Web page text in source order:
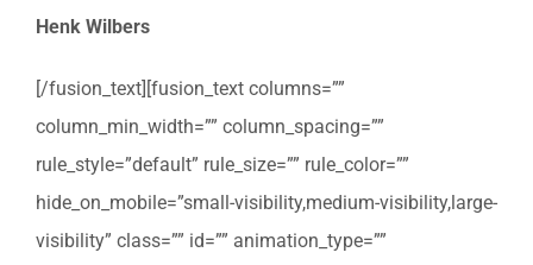
Henk Wilbers
[/fusion_text][fusion_text columns=””
column_min_width=”” column_spacing=””
rule_style=”default” rule_size=”” rule_color=””
hide_on_mobile=”small-visibility,medium-visibility,large-
visibility” class=”” id=”” animation_type=””